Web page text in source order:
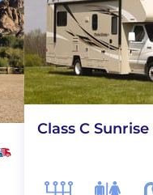
Class C